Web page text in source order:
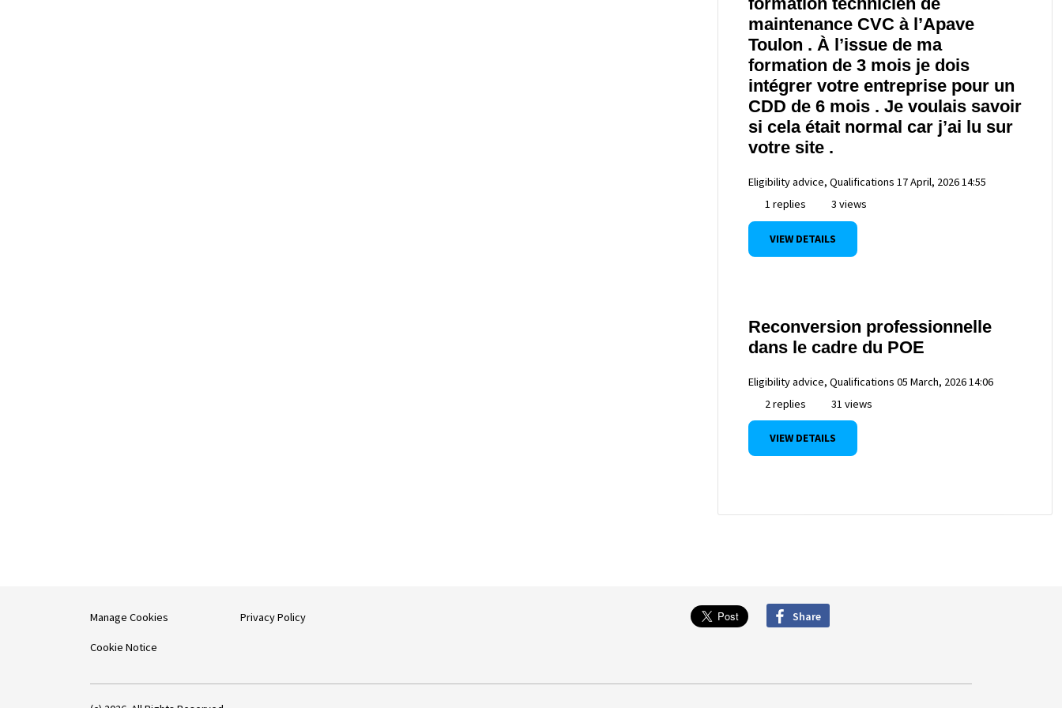
maintenance CVC à l’Apave
Toulon . À l’issue de ma
formation de 3 mois je dois
intégrer votre entreprise pour un
CDD de 6 mois . Je voulais savoir
si cela était normal car j’ai lu sur
votre site .
Eligibility advice, Qualifications 17 April, 2026 14:55
1 replies
3 views
VIEW DETAILS
Reconversion professionnelle
dans le cadre du POE
Eligibility advice, Qualifications 05 March, 2026 14:06
2 replies
31 views
VIEW DETAILS
Manage Cookies
Cookie Notice
Privacy Policy Share